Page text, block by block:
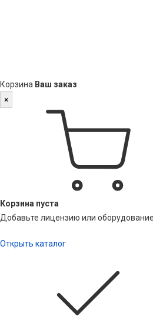
Корзина Ваш заказ
×
Корзина пуста
Добавьте лицензию или оборудование
Открыть каталог